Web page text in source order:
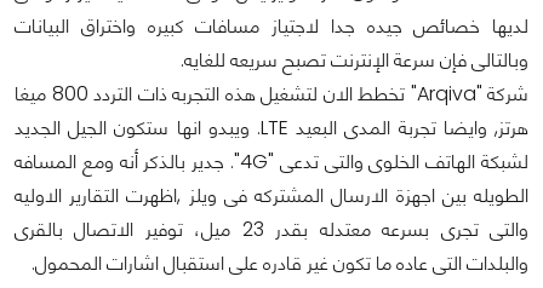
لديها خصائص جيده جدا لاجتياز مسافات كبيره واختراق البيانات
وبالتالى فإن سرعة الإنترنت تصبح سريعه للغايه.
شركة "Arqiva" تخطط الان لتشغيل هذه التجربه ذات التردد 800 ميغا
هرتز, وايضا تجربة المدى البعيد LTE. ويبدو انها ستكون الجيل الجديد
لشبكة الهاتف الخلوى والتى تدعى "4G". جدير بالذكر أنه ومع المسافه
الطويله بين اجهزة الارسال المشتركه فى ويلز ,اظهرت التقارير الاوليه
والتى تجرى بسرعه معتدله بقدر 23 ميل، توفير الاتصال بالقرى
والبلدات التى عاده ما تكون غير قادره على استقبال اشارات المحمول.